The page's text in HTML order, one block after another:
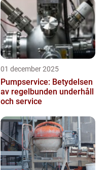
01 december 2025
Pumpservice: Betydelsen
av regelbunden underhåll
och service